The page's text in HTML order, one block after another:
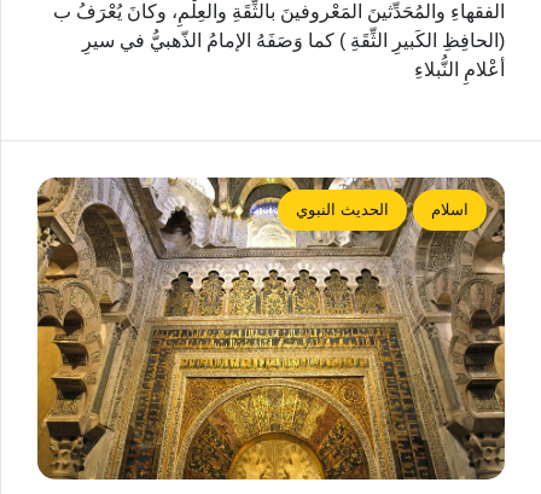
الفقهاءِ والمُحَدِّثينَ المَعْروفينَ بالثِّقَةِ والعِلْمِ، وكانَ يُعْرَفُ ب
(الحافِظِ الكَبيرِ الثِّقَةِ ) كما وَصَفَهُ الإمامُ الذّهبيُّ في سيرِ
أعْلامِ النُّبلاءِ
اسلام الحديث النبوي